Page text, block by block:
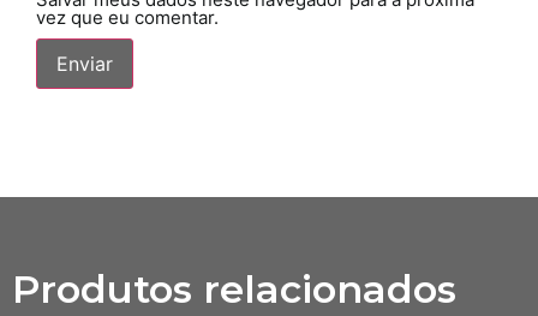
vez que eu comentar.
Produtos relacionados